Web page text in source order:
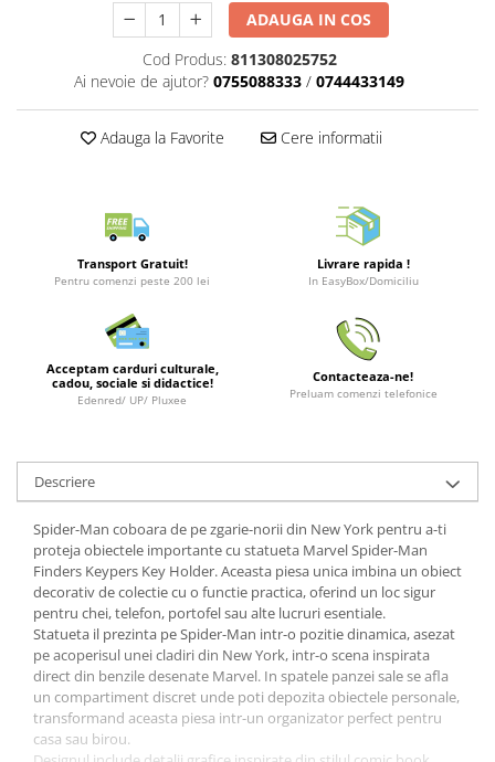
Plusuri si papusi
Studio Ghibli/My Neighbor
Totoro/Kiki etc
Minecraft
Pokemon
Naruto Shippuden
Harry Potter
Star Trek
Fallout
Stranger Things
Collectibles
KPop Demon Hunters
Retro Arcade – Jocuri, Console si
ADAUGA IN COS
Cod Produs: 811308025752
Ai nevoie de ajutor? 0755088333 / 0744433149
Adauga la Favorite Cere informatii
Transport Gratuit!
Pentru comenzi peste 200 lei
Livrare rapida !
In EasyBox/Domiciliu
Acceptam carduri culturale,
cadou, sociale si didactice!
Edenred/ UP/ Pluxee
Contacteaza-ne!
Preluam comenzi telefonice
Descriere
Spider-Man coboara de pe zgarie-norii din New York pentru a-ti
proteja obiectele importante cu statueta Marvel Spider-Man
Finders Keypers Key Holder. Aceasta piesa unica imbina un obiect
decorativ de colectie cu o functie practica, oferind un loc sigur
pentru chei, telefon, portofel sau alte lucruri esentiale.
Statueta il prezinta pe Spider-Man intr-o pozitie dinamica, asezat
pe acoperisul unei cladiri din New York, intr-o scena inspirata
direct din benzile desenate Marvel. In spatele panzei sale se afla
un compartiment discret unde poti depozita obiectele personale,
transformand aceasta piesa intr-un organizator perfect pentru
casa sau birou.